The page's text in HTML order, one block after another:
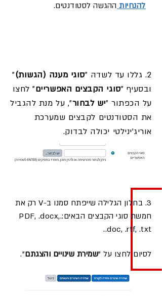
להנחיות ההגשה לסטודנטים.
2. גללו עד לשדה " סוגי מענה (הגשות)"
ובסעיף "סוגי הקבצים האפשריים" לחצו
על הכפתור "יש לבחור", על מנת להגביל
את הסטודנטים לקבצים שמערכת
אוריג'ינילטי יכולה לבדוק.
3. בחלון הגלילה שייפתח סמנו ב-V רק את
חמשת סוגי הקבצים הבאים:.PDF, .docx,
.doc, .rtf, .txt.
לסיום לחצו על "שמירת שינויים והצגתם".